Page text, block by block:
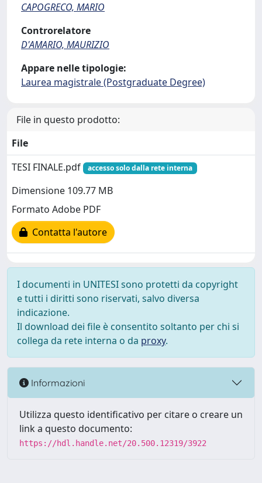
CAPOGRECO, MARIO
Controrelatore
D'AMARIO, MAURIZIO
Appare nelle tipologie:
Laurea magistrale (Postgraduate Degree)
File in questo prodotto:
File
TESI FINALE.pdf
accesso solo dalla rete interna
Dimensione 109.77 MB
Formato Adobe PDF
Contatta l'autore
I documenti in UNITESI sono protetti da copyright
e tutti i diritti sono riservati, salvo diversa
indicazione.
Il download dei file è consentito soltanto per chi si
collega da rete interna o da proxy.
Informazioni
Utilizza questo identificativo per citare o creare un
link a questo documento:
https://hdl.handle.net/20.500.12319/3922